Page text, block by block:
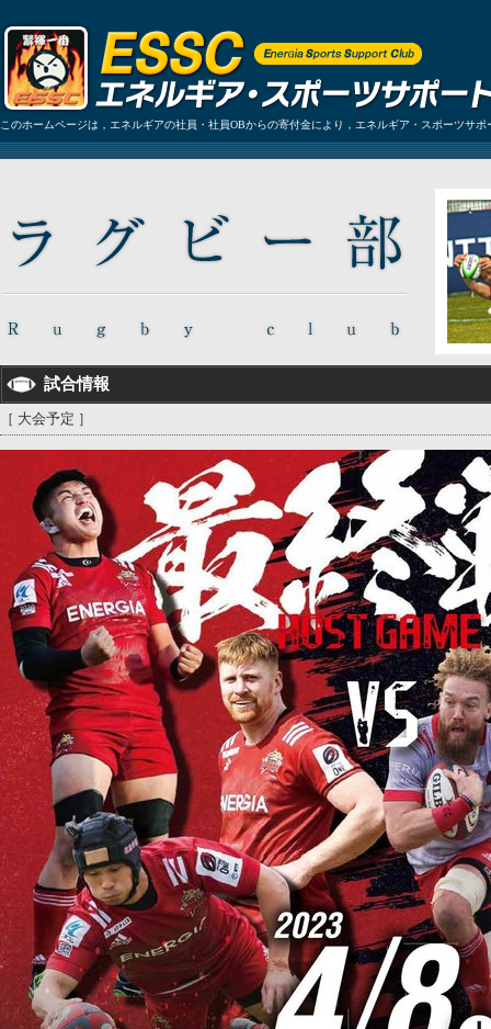
このホームページは，エネルギアの社員・社員OBからの寄付金により，エネルギア・スポーツサ
試合情報
［ 大会予定 ］